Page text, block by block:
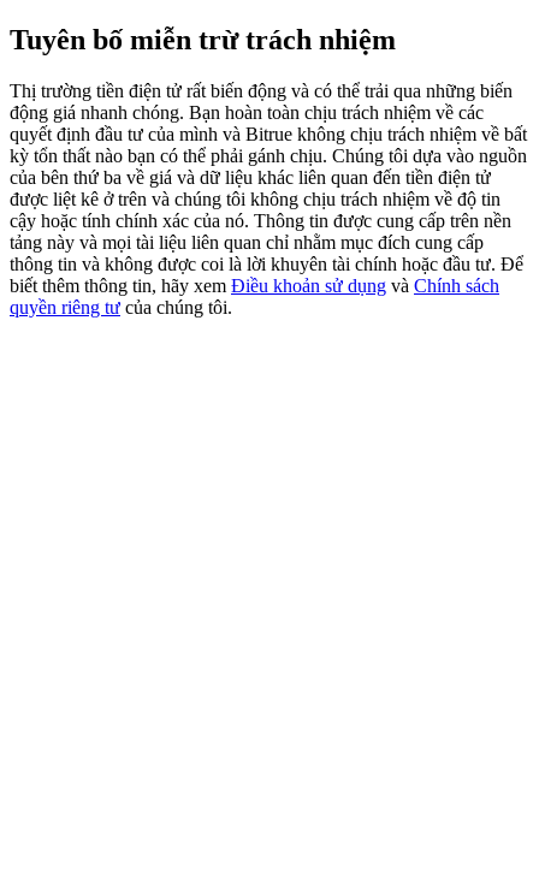
Exclusive for BitMart Users
Register & Trade to Win 500,000 USDT
Precious Metals Trading Carnival
Trade Gold & Silver · 33,333 USDT Bonus
Tuyên bố miễn trừ trách nhiệm
Thị trường tiền điện tử rất biến động và có thể trải qua những biến
động giá nhanh chóng. Bạn hoàn toàn chịu trách nhiệm về các
quyết định đầu tư của mình và Bitrue không chịu trách nhiệm về bất
kỳ tổn thất nào bạn có thể phải gánh chịu. Chúng tôi dựa vào nguồn
của bên thứ ba về giá và dữ liệu khác liên quan đến tiền điện tử
được liệt kê ở trên và chúng tôi không chịu trách nhiệm về độ tin
cậy hoặc tính chính xác của nó. Thông tin được cung cấp trên nền
tảng này và mọi tài liệu liên quan chỉ nhằm mục đích cung cấp
thông tin và không được coi là lời khuyên tài chính hoặc đầu tư. Để
biết thêm thông tin, hãy xem Điều khoản sử dụng và Chính sách
quyền riêng tư của chúng tôi.